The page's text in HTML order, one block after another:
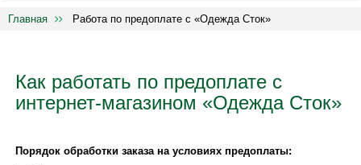
Главная Работа по предоплате с «Одежда Сток»
Как работать по предоплате с
интернет-магазином «Одежда Сток»
Порядок обработки заказа на условиях предоплаты: